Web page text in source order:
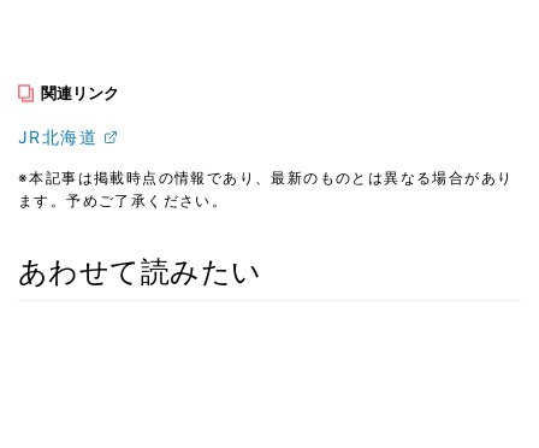
関連リンク
JR北海道
※本記事は掲載時点の情報であり、最新のものとは異なる場合があり
ます。予めご了承ください。
あわせて読みたい